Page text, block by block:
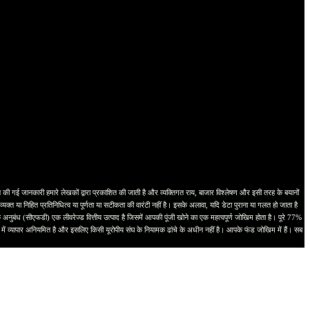
हमारे लेखकों द्वारा प्रकाशित की जाती है और व्यक्तिगत राय, बाजार विश्लेषण और इसी तरह के बयानों
प्रतिनिधित्व या पूर्णता या सटीकता की वारंटी नहीं है। इसके अलावा, यदि डेटा पुराना या गलत हो जाता है
(सीएफडी) एक लीवरेज्ड वित्तीय उत्पाद है जिसमें आपकी पूंजी खोने का एक महत्वपूर्ण जोखिम होता है। पूरे 77%
व्यापार अनियमित है और इसलिए किसी यूरोपीय संघ के नियामक ढांचे के अधीन नहीं है। आपके फंड जोखिम में हैं। सब